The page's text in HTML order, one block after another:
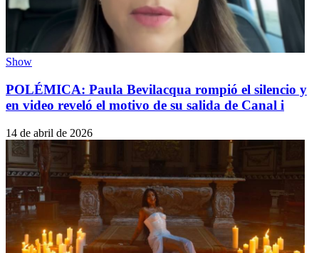
Show
POLÉMICA: Paula Bevilacqua rompió el silencio y
en video reveló el motivo de su salida de Canal i
14 de abril de 2026